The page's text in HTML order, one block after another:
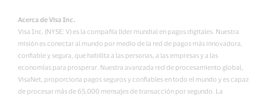
Acerca de Visa Inc.
Visa Inc. (NYSE: V) es la compañía líder mundial en pagos digitales. Nuestra
misión es conectar al mundo por medio de la red de pagos más innovadora,
confiable y segura, que habilita a las personas, a las empresas y a las
economías para prosperar. Nuestra avanzada red de procesamiento global,
VisaNet, proporciona pagos seguros y confiables en todo el mundo y es capaz
de procesar más de 65,000 mensajes de transacción por segundo. La